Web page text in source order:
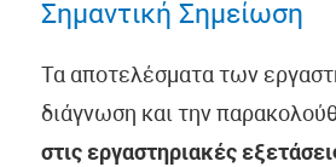
Σημαντική Σημείωση
Τα αποτελέσματα των
διάγνωση και την
στις εργαστηριακές